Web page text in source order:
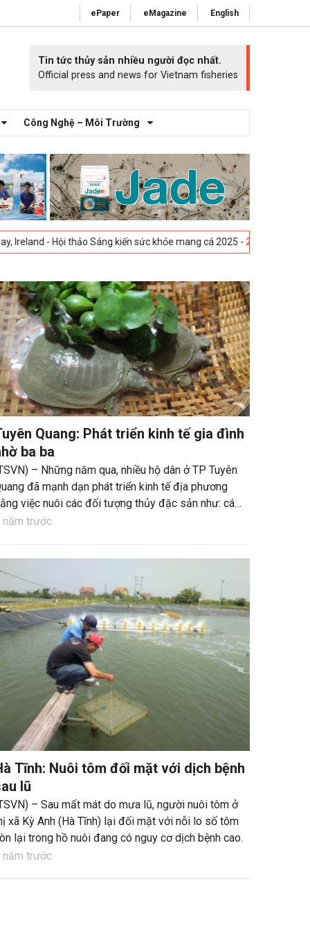
ePaper eMagazine English
Tin tức thủy sản nhiều người đọc nhất.
Official press and news for Vietnam fisheries
Công Nghệ – Môi Trường
thảo Sáng kiến sức khỏe mang cá 2025 -23-04-2025
Quang: Phát triển kinh tế gia đình
ba ba
– Những năm qua, nhiều hộ dân ở TP Tuyên
đã mạnh dạn phát triển kinh tế địa phương
việc nuôi các đối tượng thủy đặc sản như: cá
bỗng, ba ba… Điển hình là hộ ông Lê Chiến
năm trước
Tĩnh: Nuôi tôm đối mặt với dịch bệnh
lũ
– Sau mất mát do mưa lũ, người nuôi tôm ở
xã Kỳ Anh (Hà Tĩnh) lại đối mặt với nỗi lo số tôm
lại trong hồ nuôi đang có nguy cơ dịch bệnh cao.
năm trước